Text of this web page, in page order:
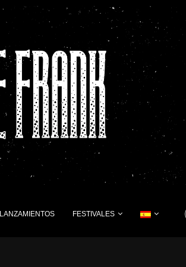
LANZAMIENTOS FESTIVALES